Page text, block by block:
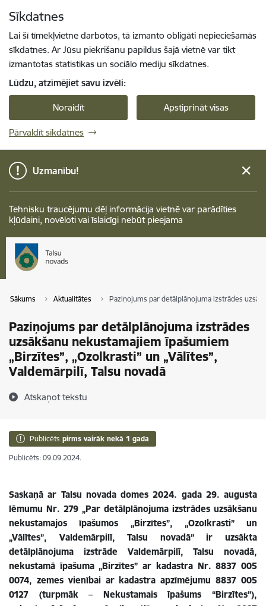
Sīkdatnes
Lai šī tīmekļvietne darbotos, tā izmanto obligāti nepieciešamās
sīkdatnes. Ar Jūsu piekrišanu papildus šajā vietnē var tikt
izmantotas statistikas un sociālo mediju sīkdatnes.
Lūdzu, atzīmējiet savu izvēli:
Noraidīt Apstiprināt visas
Pārvaldīt sīkdatnes
Uzmanību!
Tehnisku traucējumu dēļ informācija vietnē var parādīties
kļūdaini, novēloti vai īslaicīgi nebūt pieejama
Sākums Aktualitātes Paziņojums par detālplānojuma izstrādes
Paziņojums par detālplānojuma izstrādes
uzsākšanu nekustamajiem īpašumiem
„Birzītes”, „Ozolkrasti” un „Vālītes”,
Valdemārpilī, Talsu novadā
Atskaņot tekstu
Publicēts pirms vairāk nekā 1 gada
Publicēts: 09.09.2024.
Saskaņā ar Talsu novada domes 2024. gada 29. augusta
lēmumu Nr. 279 „Par detālplānojuma izstrādes uzsākšanu
nekustamajos īpašumos „Birzītes”, „Ozolkrasti” un
„Vālītes”, Valdemārpilī, Talsu novadā” ir uzsākta
detālplānojuma izstrāde Valdemārpilī, Talsu novadā,
nekustamā īpašuma „Birzītes” ar kadastra Nr. 8837 005
0074, zemes vienībai ar kadastra apzīmējumu 8837 005
0127 (turpmāk – Nekustamais īpašums “Birzītes”),